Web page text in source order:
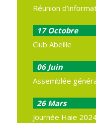
Réunion
17 Octobre
Club Abeille
06 Juin
Assemblée
26 Mars
Journée Haie